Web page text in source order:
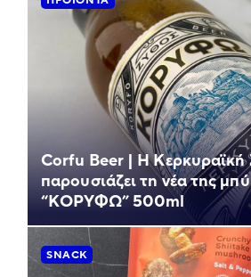
Corfu Beer | Η Κερκυραϊκή
παρουσιάζει τη νέα της
“ΚΟΡΥΦΩ” 500ml
SNACK